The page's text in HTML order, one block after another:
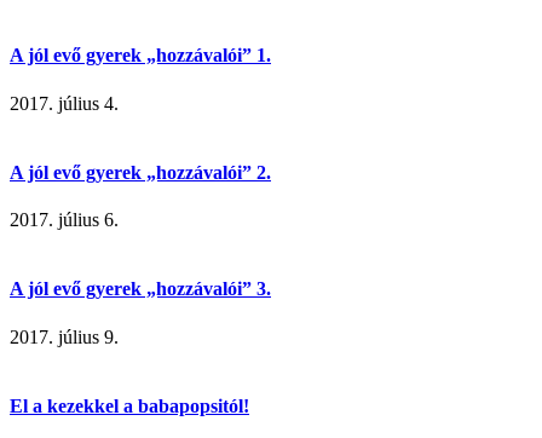
A jól evő gyerek „hozzávalói” 1.
2017. július 4.
A jól evő gyerek „hozzávalói” 2.
2017. július 6.
A jól evő gyerek „hozzávalói” 3.
2017. július 9.
El a kezekkel a babapopsitól!